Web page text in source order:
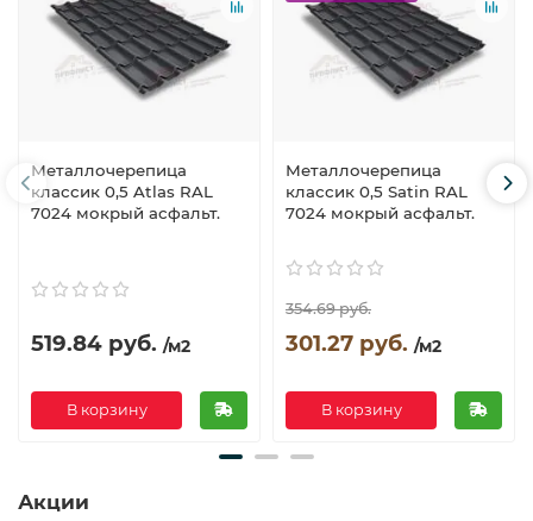
Металлочерепица
классик 0,5 Atlas RAL
7024 мокрый асфальт.
519.84 руб. /м2
В корзину
Металлочерепица
классик 0,5 Satin RAL
7024 мокрый асфальт.
354.69 руб.
301.27 руб. /м2
В корзину
Акции